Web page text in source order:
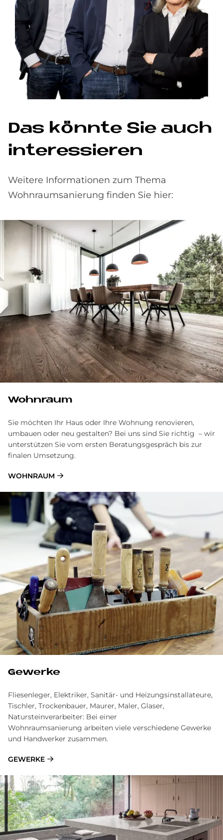
Das könnte Sie auch
interessieren
Weitere Informationen zum Thema
Wohnraumsanierung finden Sie hier:
Wohnraum
Sie möchten Ihr Haus oder Ihre Wohnung renovieren,
umbauen oder neu gestalten? Bei uns sind Sie richtig – wir
unterstützen Sie vom ersten Beratungsgespräch bis zur
finalen Umsetzung.
WOHNRAUM
Gewerke
Fliesenleger, Elektriker, Sanitär- und Heizungsinstallateure,
Tischler, Trockenbauer, Maurer, Maler, Glaser,
Natursteinverarbeiter: Bei einer
Wohnraumsanierung arbeiten viele verschiedene Gewerke
und Handwerker zusammen.
GEWERKE